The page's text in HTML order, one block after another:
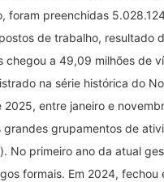
foram preenchidas
de trabalho, resultado
chegou a 49,09 milhões de
na série histórica do
entre janeiro e
grupamentos de
No primeiro ano da atual
formais. Em 2024, fechou